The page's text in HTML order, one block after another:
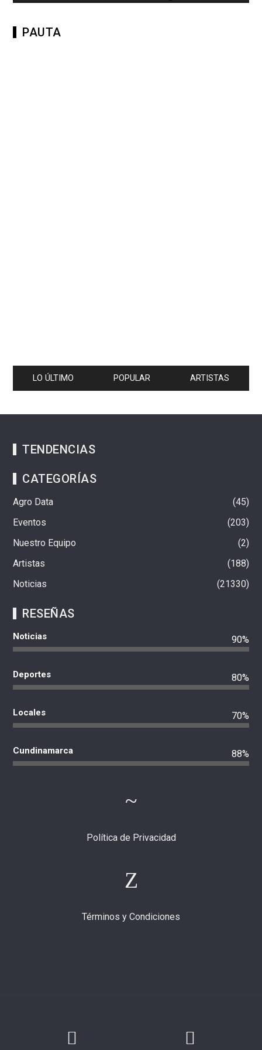
PAUTA
LO ÚLTIMO POPULAR ARTISTAS
TENDENCIAS
CATEGORÍAS
Agro Data
45
Eventos
203
Nuestro Equipo
2
Artistas
188
Noticias
21330
RESEÑAS
Noticias 90%
Deportes 80%
Locales 70%
Cundinamarca 88%
Política de Privacidad
Términos y Condiciones